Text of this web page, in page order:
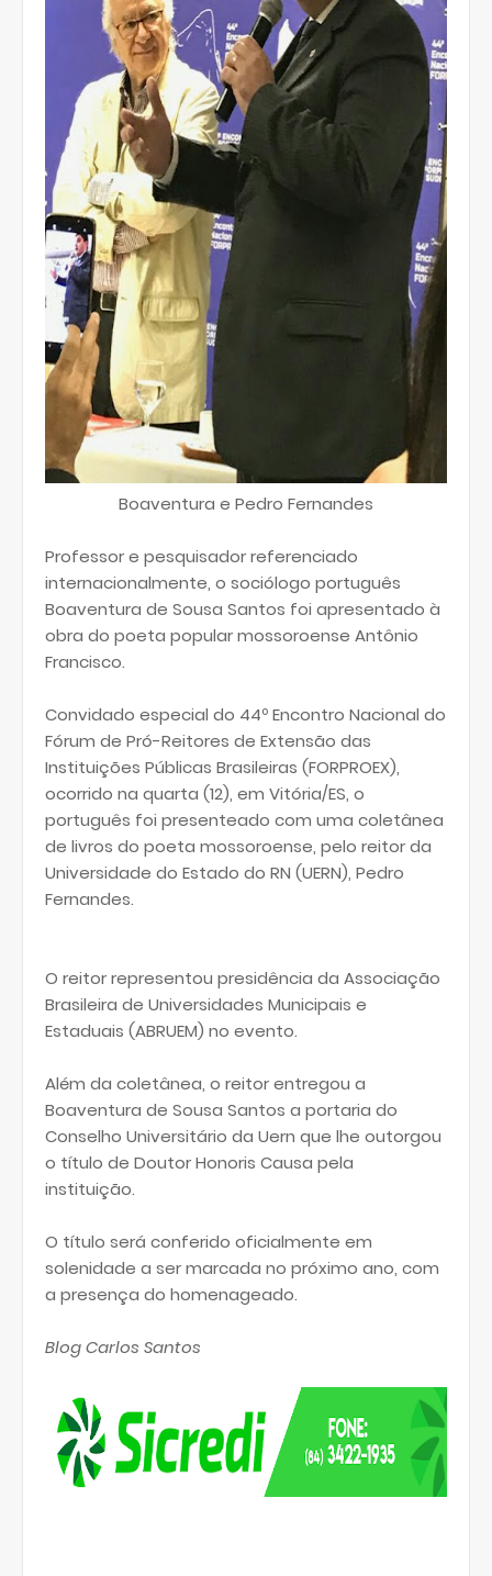
Boaventura e Pedro Fernandes
Professor e pesquisador referenciado
internacionalmente, o sociólogo português
Boaventura de Sousa Santos foi apresentado à
obra do poeta popular mossoroense Antônio
Francisco.
Convidado especial do 44º Encontro Nacional do
Fórum de Pró-Reitores de Extensão das
Instituições Públicas Brasileiras (FORPROEX),
ocorrido na quarta (12), em Vitória/ES, o
português foi presenteado com uma coletânea
de livros do poeta mossoroense, pelo reitor da
Universidade do Estado do RN (UERN), Pedro
Fernandes.
O reitor representou presidência da Associação
Brasileira de Universidades Municipais e
Estaduais (ABRUEM) no evento.
Além da coletânea, o reitor entregou a
Boaventura de Sousa Santos a portaria do
Conselho Universitário da Uern que lhe outorgou
o título de Doutor Honoris Causa pela
instituição.
O título será conferido oficialmente em
solenidade a ser marcada no próximo ano, com
a presença do homenageado.
Blog Carlos Santos